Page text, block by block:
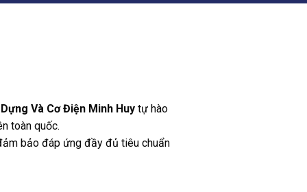
Và Cơ Điện Minh Huytự hào
toàn quốc.
bảo đáp ứng đầy đủ tiêu chuẩn